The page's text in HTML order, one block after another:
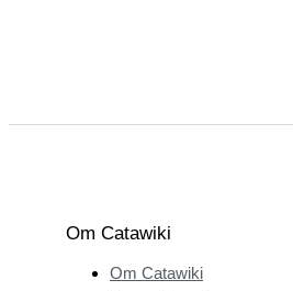
Om Catawiki
Om Catawiki